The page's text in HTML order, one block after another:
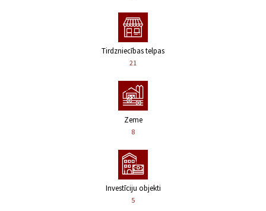
Tirdzniecības telpas
21
Zeme
8
Investīciju objekti
5